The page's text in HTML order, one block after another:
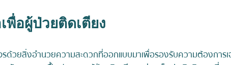
อผู้ป่วยติดเตียง
วยสิ่งอำนวยความสะดวกที่ออกแบบมาเพื่อรองรับความต้องการ